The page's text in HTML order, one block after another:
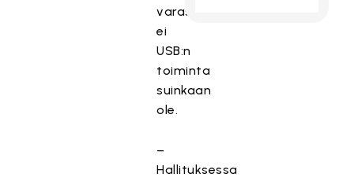
varassa
ei
USB:n
toiminta
suinkaan
ole.
–
Hallituksessa